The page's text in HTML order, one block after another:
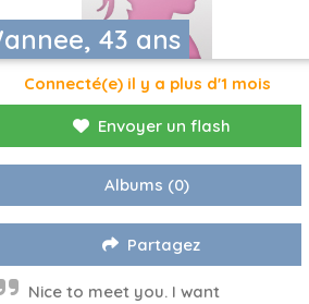
43 ans
Connecté(e) il y a plus d'1 mois
Envoyer un flash
Albums (0)
Partagez
Nice to meet you. I want